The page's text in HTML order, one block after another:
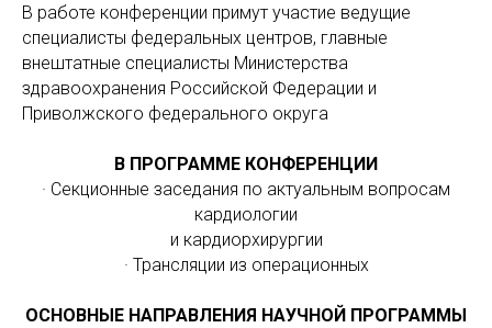
В работе конференции примут участие ведущие
специалисты федеральных центров, главные
внештатные специалисты Министерства
здравоохранения Российской Федерации и
Приволжского федерального округа
В ПРОГРАММЕ КОНФЕРЕНЦИИ
· Секционные заседания по актуальным вопросам
кардиологии
и кардиорхирургии
· Трансляции из операционных
ОСНОВНЫЕ НАПРАВЛЕНИЯ НАУЧНОЙ ПРОГРАММЫ